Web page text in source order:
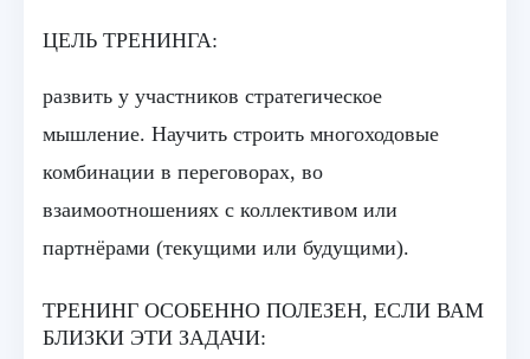
ЦЕЛЬ ТРЕНИНГА:
развить у участников стратегическое
мышление. Научить строить многоходовые
комбинации в переговорах, во
взаимоотношениях с коллективом или
партнёрами (текущими или будущими).
ТРЕНИНГ ОСОБЕННО ПОЛЕЗЕН, ЕСЛИ ВАМ
БЛИЗКИ ЭТИ ЗАДАЧИ: